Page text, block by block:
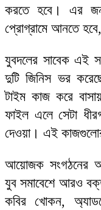
করতে হবে। এর জন্য
প্রোগ্রামে আনতে
যুবদলের সাবেক এই
দুটি জিনিস ভর
টাইম কাজ করে
ফাইল এলে সেটা
দেওয়া। এই
আয়োজক সংগঠনের
যুব সমাবেশে আরও
কবির খোকন,